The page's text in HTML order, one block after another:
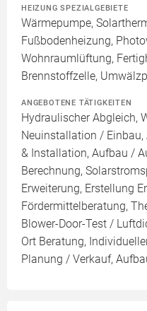
HEIZUNG SPEZIALGEBIETE
Wärmepumpe,
Fußbodenheizung,
Wohnraumlüftung,
Brennstoffzelle,
ANGEBOTENE TÄTIGKEITEN
Hydraulischer Abgleich,
Neuinstallation /
& Installation, Aufbau /
Berechnung,
Erweiterung, Erstellung
Fördermittelberatung,
Blower-Door-Test /
Ort Beratung,
Planung / Verkauf,